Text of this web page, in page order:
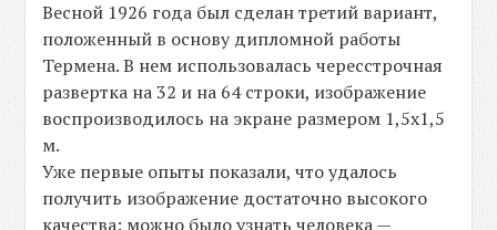
Весной 1926 года был сделан третий вариант,
положенный в основу дипломной работы
Термена. В нем использовалась чересстрочная
развертка на 32 и на 64 строки, изображение
воспроизводилось на экране размером 1,5х1,5
м.
Уже первые опыты показали, что удалось
получить изображение достаточно высокого
качества: можно было узнать человека —